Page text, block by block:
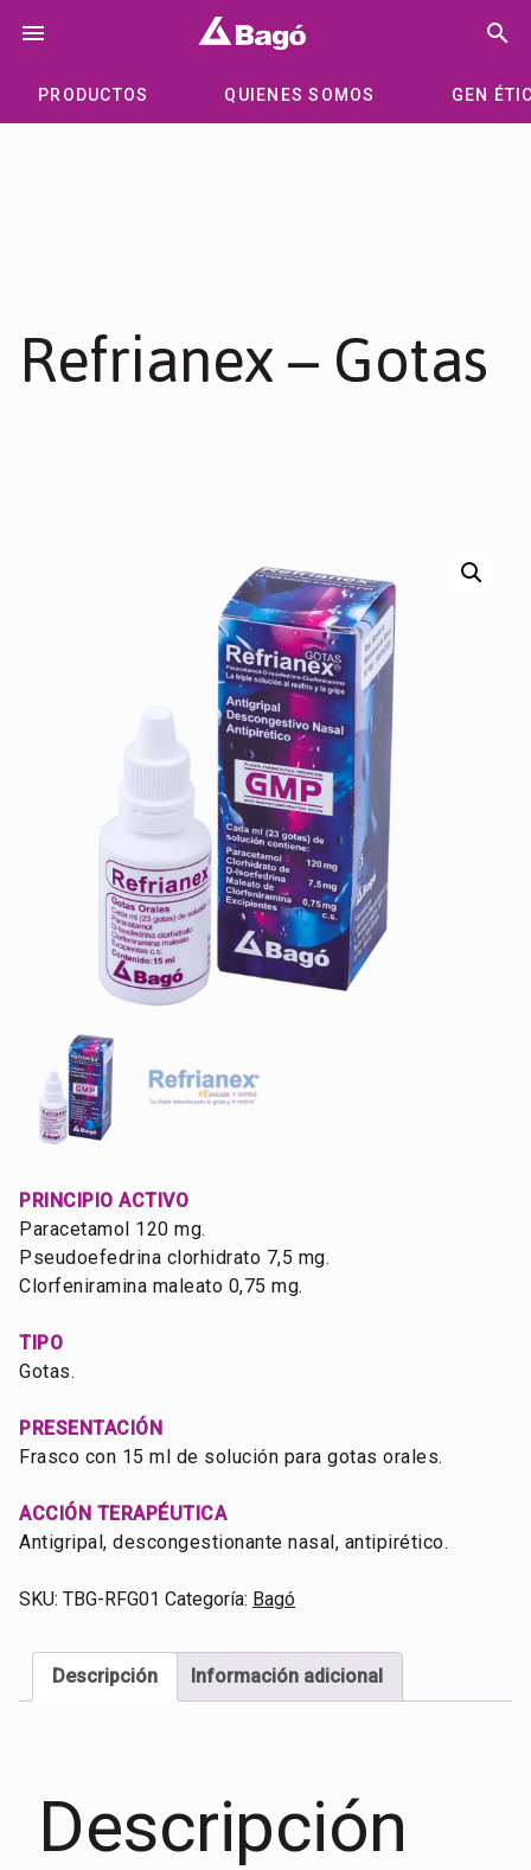
menu search
PRODUCTOS QUIENES SOMOS GEN
Refrianex – Gotas
PRINCIPIO ACTIVO
Paracetamol 120 mg.
Pseudoefedrina clorhidrato 7,5 mg.
Clorfeniramina maleato 0,75 mg.
TIPO
Gotas.
PRESENTACIÓN
Frasco con 15 ml de solución para gotas orales.
ACCIÓN TERAPÉUTICA
Antigripal, descongestionante nasal, antipirético.
SKU: TBG-RFG01 Categoría: Bagó
Descripción Información adicional
Descripción